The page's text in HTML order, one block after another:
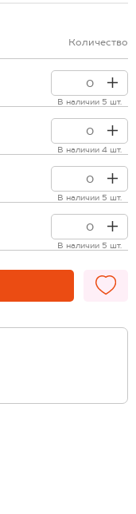
Количество
В наличии 5 шт.
В наличии 4 шт.
В наличии 5 шт.
В наличии 5 шт.